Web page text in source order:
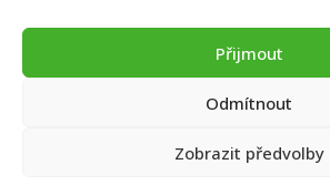
Přijmout
Odmítnout
Zobrazit předvolby
Ochrana osobních údajů
© 2026, Sprinx Pharma